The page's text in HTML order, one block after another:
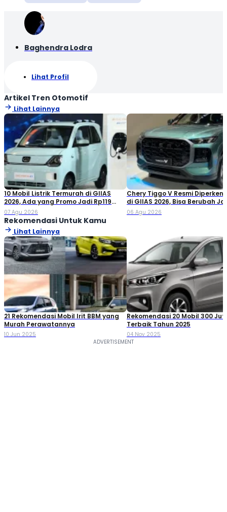
Baghendra Lodra
Lihat Profil
Artikel Tren Otomotif
Lihat Lainnya
10 Mobil Listrik Termurah di GIIAS
2026, Ada yang Promo Jadi Rp119
Jutaan!
07 Agu 2026
Chery Tiggo V Resmi
di GIIAS 2026, Bisa Berubah
Double Cabin
06 Agu 2026
Rekomendasi Untuk Kamu
Lihat Lainnya
21 Rekomendasi Mobil Irit BBM yang
Murah Perawatannya
10 Jun 2025
Rekomendasi 20 Mobil 300
Terbaik Tahun 2025
04 Nov 2025